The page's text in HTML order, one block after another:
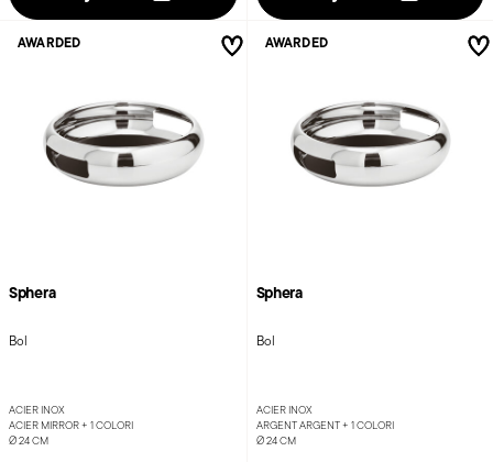
Sphera
Bol
ACIER INOX
ACIER MIRROR + 1 COLORI
Ø 24 CM
AWARDED
Sphera
Bol
ACIER INOX
ARGENT ARGENT + 1 COLORI
Ø 24 CM
AWARDED